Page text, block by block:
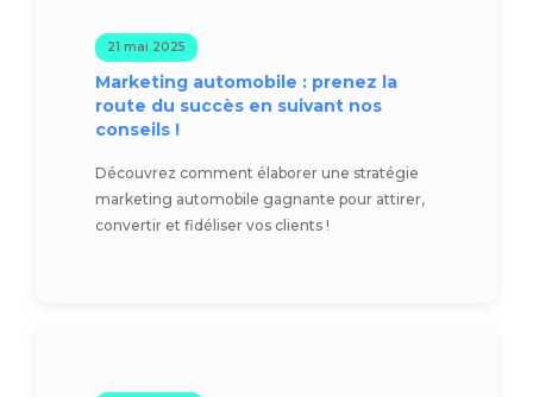
21 mai 2025
Marketing automobile : prenez la
route du succès en suivant nos
conseils !
Découvrez comment élaborer une stratégie
marketing automobile gagnante pour attirer,
convertir et fidéliser vos clients !